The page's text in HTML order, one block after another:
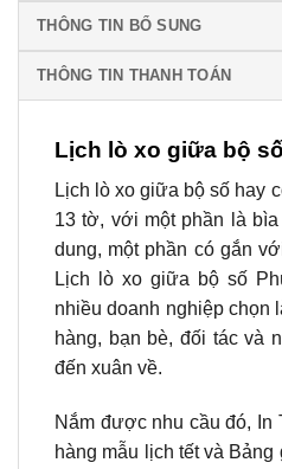
THÔNG TIN BỔ SUNG
THÔNG TIN THANH TOÁN
Lịch lò xo giữa bộ
Lịch lò xo giữa bộ số hay
13 tờ, với một phần là
dung, một phần có gắn
Lịch lò xo giữa bộ số
nhiều doanh nghiệp chọn
hàng, bạn bè, đối tác và
đến xuân về.
Nắm được nhu cầu đó, In
hàng mẫu lịch tết và